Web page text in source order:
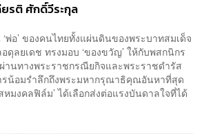
รติ ศักดิ์วีระกุล
’ ของคนไทยทั้งแผ่นดินของพระบาทสมเด็จ
ลยเดช ทรงมอบ ‘ของขวัญ’ ให้กับพสกนิกร
านทางพระราชกรณียกิจและพระราชดำรัส
รน้อมรำลึกถึงพระมหากรุณาธิคุณอันหาที่สุด
หมงคลฟิล์ม’ ได้เลือกส่งต่อแรงบันดาลใจที่ได้